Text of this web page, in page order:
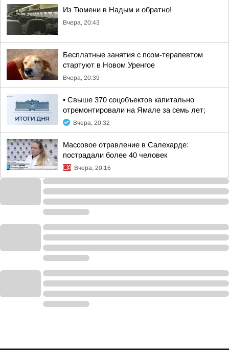
Из Тюмени в Надым и обратно!
Вчера, 20:43
Бесплатные занятия с псом-терапевтом
стартуют в Новом Уренгое
Вчера, 20:39
• Свыше 370 соцобъектов капитально
отремонтировали на Ямале за семь лет;
Вчера, 20:32
Массовое отравление в Салехарде:
пострадали более 40 человек
Вчера, 20:16